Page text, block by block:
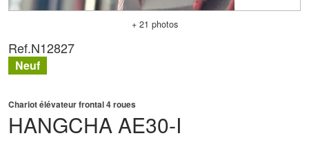
+ 21 photos
HANGCHAAE30-I
Chariot élévateur frontal 4 roues
Ref.N12827
Neuf